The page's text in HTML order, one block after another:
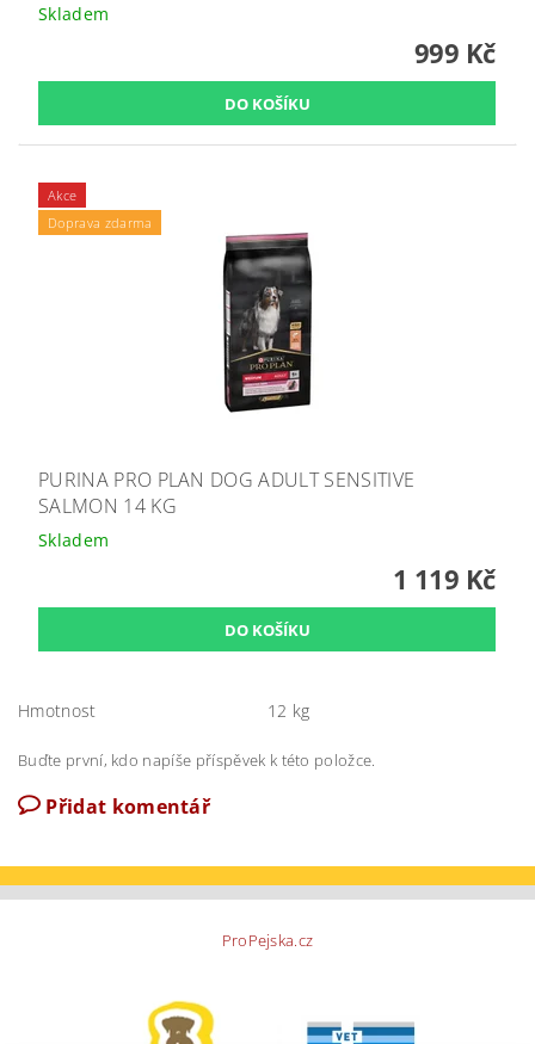
Skladem
999 Kč
Akce
Doprava zdarma
PURINA PRO PLAN DOG ADULT SENSITIVE
SALMON 14 KG
Skladem
1 119 Kč
Hmotnost 12 kg
Buďte první, kdo napíše příspěvek k této položce.
Přidat komentář
ProPejska.cz